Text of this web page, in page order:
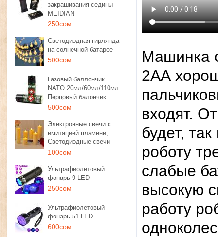
закрашивания седины
MEIDIAN
250сом
Светодиодная гирлянда
на солнечной батарее
500сом
Газовый баллончик
NATO 20мл/60мл/110мл
Перцовый балончик
500сом
Электронные свечи с
имитацией пламени,
Светодиодные свечи
100сом
Ультрафиолетовый
фонарь 9 LED
250сом
Ультрафиолетовый
фонарь 51 LED
600сом
Машинка
2АА
входят.
будет,
роботу
слабые
высокую
работу